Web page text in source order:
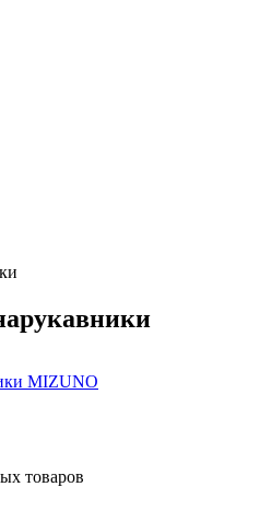
MIZUNO
товаров